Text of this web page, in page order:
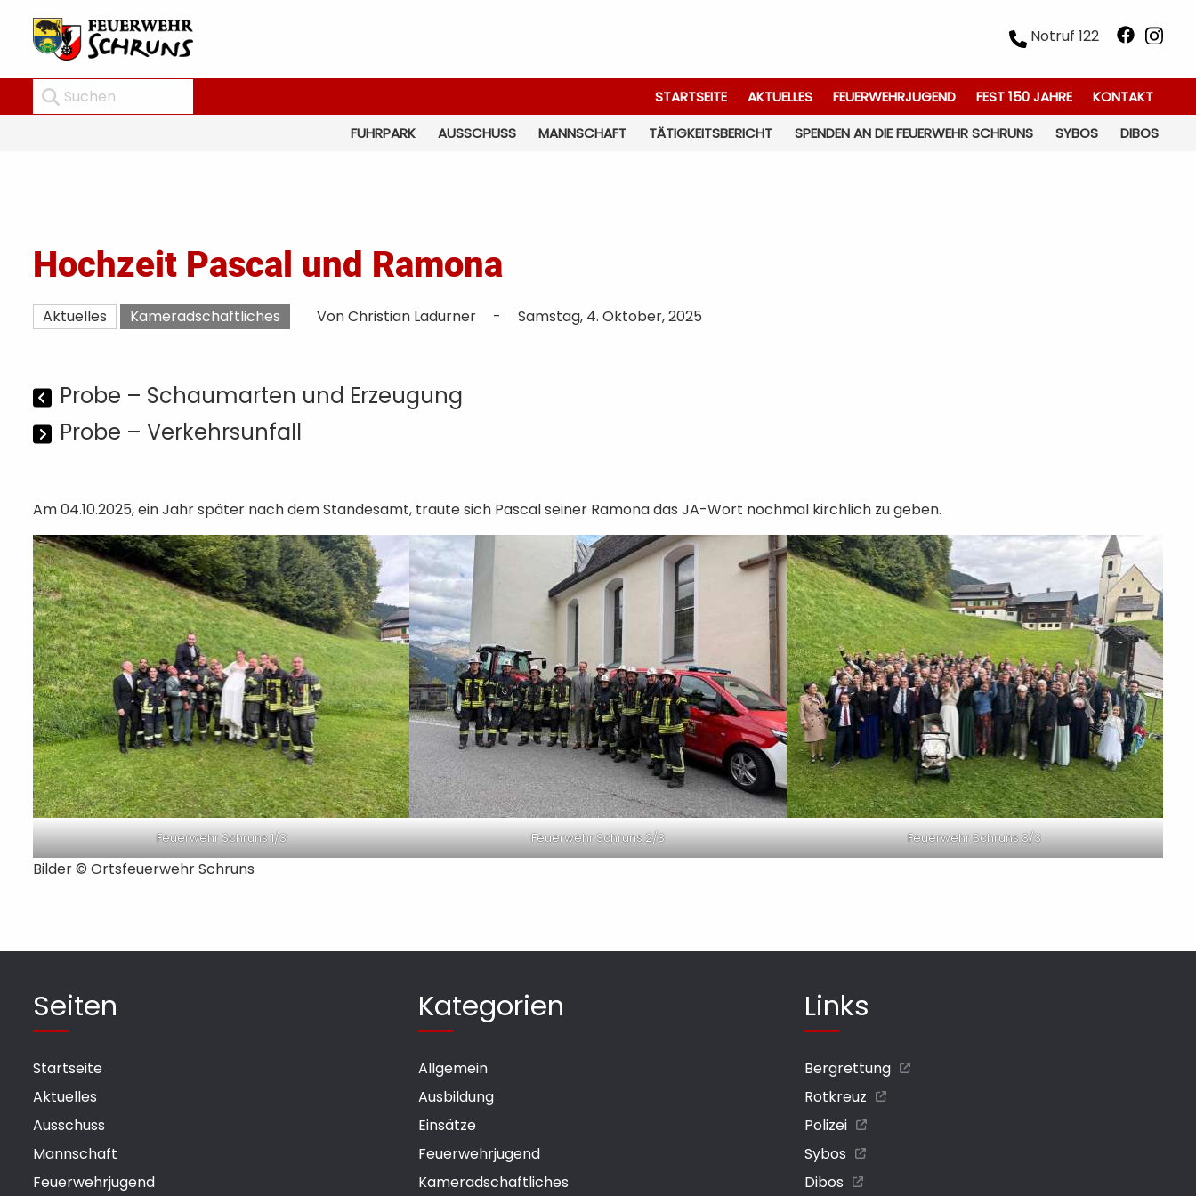
Notruf 122
STARTSEITE AKTUELLES FEUERWEHRJUGEND FEST 150 JAHRE
KONTAKT
FUHRPARK
AUSSCHUSS MANNSCHAFT TÄTIGKEITSBERICHT SPENDEN AN DIE FEUERWEHR SCHRUNS SYBOS DIBOS
Hochzeit Pascal und Ramona
Aktuelles Kameradschaftliches Von Christian Ladurner - Samstag, 4. Oktober, 2025
Probe – Schaumarten und Erzeugung
Probe – Verkehrsunfall
Am 04.10.2025, ein Jahr später nach dem Standesamt, traute sich Pascal seiner Ramona das JA-Wort nochmal kirchlich zu geben.
Feuerwehr Schruns 1/3 Feuerwehr Schruns 2/3 Feuerwehr Schruns 3/3
Bilder © Ortsfeuerwehr Schruns
Seiten
Startseite
Aktuelles
Ausschuss
Mannschaft
Feuerwehrjugend
Kategorien
Allgemein
Ausbildung
Einsätze
Feuerwehrjugend
Kameradschaftliches
Links
Bergrettung
Rotkreuz
Polizei
Sybos
Dibos